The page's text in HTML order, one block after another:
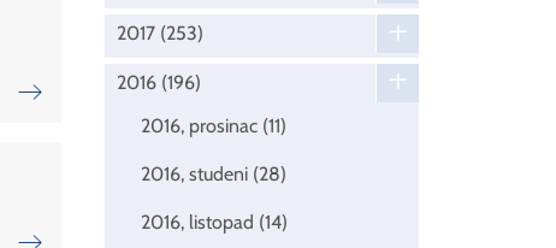
2017 (253)
2016 (196)
2016, prosinac (11)
2016, studeni (28)
2016, listopad (14)